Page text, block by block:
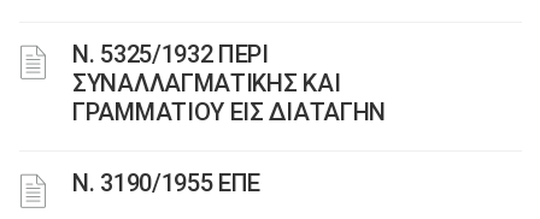
Ν. 5325/1932 ΠΕΡΙ
ΣΥΝΑΛΛΑΓΜΑΤΙΚΗΣ ΚΑΙ
ΓΡΑΜΜΑΤΙΟΥ ΕΙΣ ΔΙΑΤΑΓΗΝ
Ν. 3190/1955 ΕΠΕ